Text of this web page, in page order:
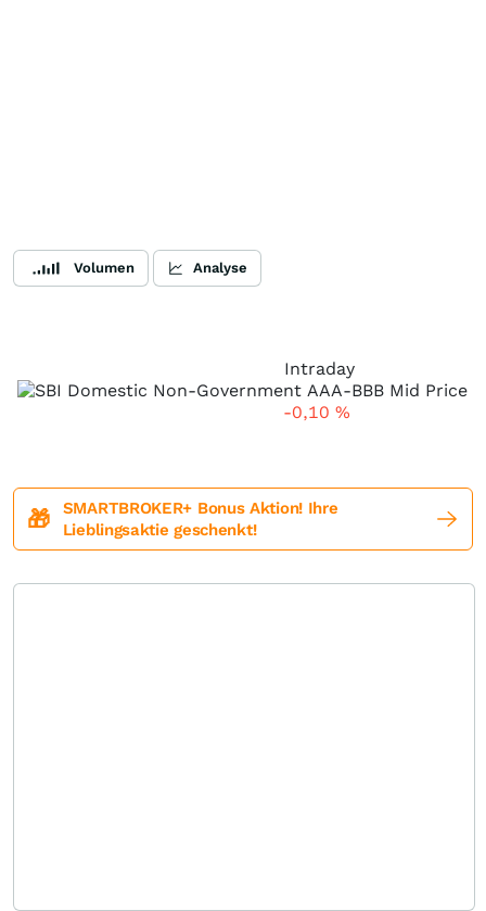
Volumen Analyse
Intraday
-0,10 %
🎁
SMARTBROKER+ Bonus Aktion! Ihre
Lieblingsaktie geschenkt!